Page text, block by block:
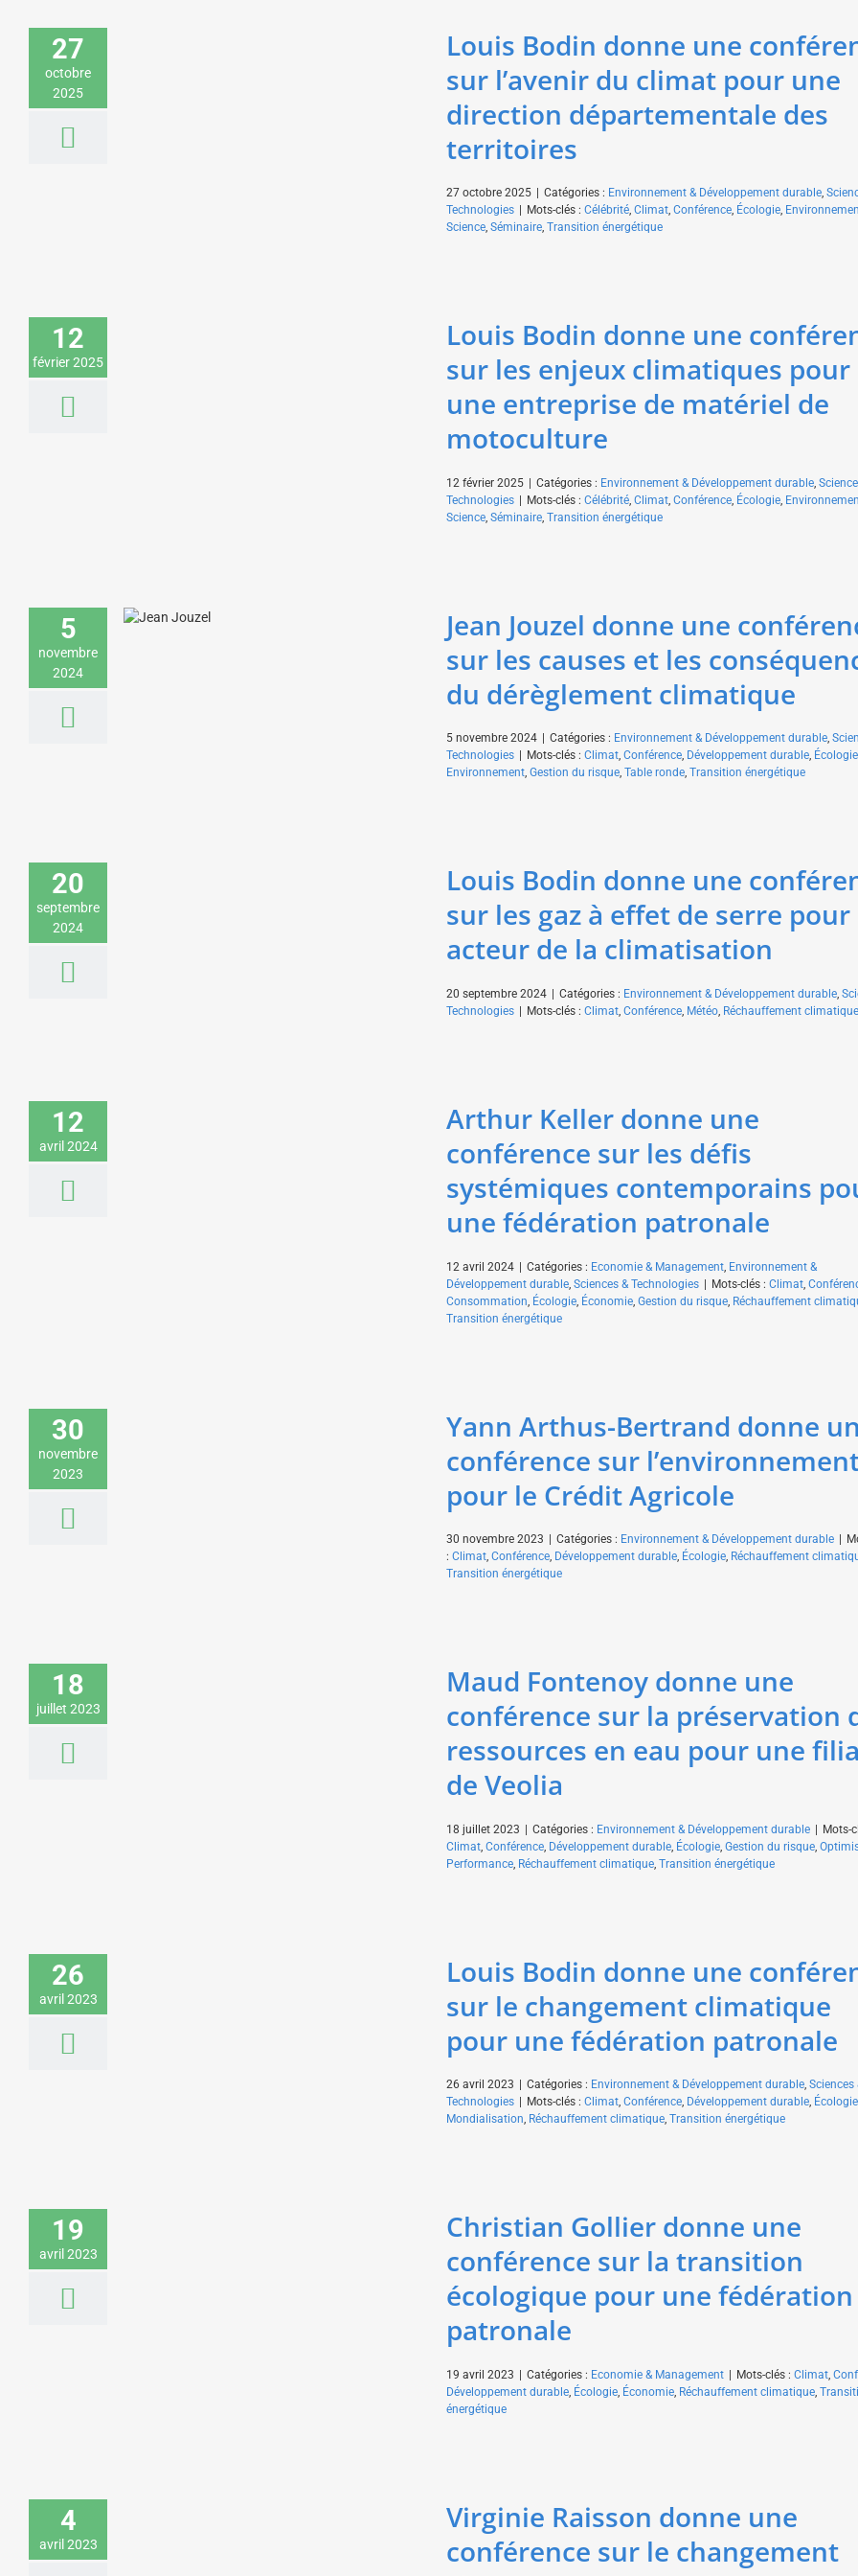
27
octobre
2025
Louis Bodin donne une
sur l’avenir du climat pour une
direction départementale des
territoires
27 octobre 2025 Catégories : Environnement & Développement durable,
Technologies
Mots-clés : Célébrité, Climat, Conférence, Écologie,
Science, Séminaire, Transition énergétique
12
février 2025
Louis Bodin donne une
sur les enjeux climatiques pour
une entreprise de matériel de
motoculture
12 février 2025 | Catégories : Environnement & Développement durable
Technologies | Mots-clés : Célébrité Climat Conférence Écologie
Science Séminaire Transition énergétique
5
novembre
2024
dérèglement climatique
Jean Jouzel donne une
sur les causes et les
du dérèglement climatique
5 novembre 2024 Catégories : Environnement & Développement durable,
Technologies
Mots-clés : Climat, Conférence, Développement durable, Écologie
Environnement, Gestion du risque, Table ronde, Transition énergétique
20
septembre
2024
Louis Bodin donne une
sur les gaz à effet de serre pour
acteur de la climatisation
20 septembre 2024 Catégories : Environnement & Développement durable,
Technologies
Mots-clés : Climat, Conférence, Météo, Réchauffement climatique
12
avril 2024
Arthur Keller donne une
conférence sur les défis
systémiques contemporains
une fédération patronale
12 avril 2024 | Catégories : Economie & Management Environnement &
Développement durable Sciences & Technologies | Mots-clés : Climat
Consommation Écologie Économie Gestion du risque Réchauffement
Transition énergétique
30
novembre
2023
Yann Arthus-Bertrand donne
conférence sur
pour le Crédit Agricole
30 novembre 2023 Catégories : Environnement & Développement durable
: Climat, Conférence, Développement durable, Écologie, Réchauffement
Transition énergétique
18
juillet 2023
Maud Fontenoy donne une
conférence sur la préservation
ressources en eau pour une
de Veolia
18 juillet 2023 | Catégories : Environnement & Développement durable | Mots-
Climat Conférence Développement durable Écologie Gestion du risque
Performance Réchauffement climatique Transition énergétique
26
avril 2023
Louis Bodin donne une
sur le changement climatique
pour une fédération patronale
26 avril 2023 Catégories : Environnement & Développement durable, Sciences
Technologies
Mots-clés : Climat, Conférence, Développement durable, Écologie
Mondialisation, Réchauffement climatique, Transition énergétique
19
avril 2023
Christian Gollier donne une
conférence sur la transition
écologique pour une fédération
patronale
19 avril 2023 Catégories : Economie & Management Mots-clés : Climat,
Développement durable, Écologie, Économie, Réchauffement climatique,
énergétique
4
avril 2023
Virginie Raisson donne une
conférence sur le changement